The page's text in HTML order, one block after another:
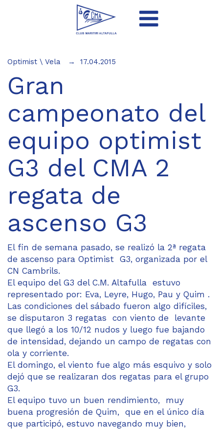
Optimist \ Vela 17.04.2015
Gran
campeonato del
equipo optimist
G3 del CMA 2
regata de
ascenso G3
El fin de semana pasado, se realizó la 2ª regata
de ascenso para Optimist G3, organizada por el
CN Cambrils.
El equipo del G3 del C.M. Altafulla estuvo
representado por: Eva, Leyre, Hugo, Pau y Quim .
Las condiciones del sábado fueron algo difíciles,
se disputaron 3 regatas con viento de levante
que llegó a los 10/12 nudos y luego fue bajando
de intensidad, dejando un campo de regatas con
ola y corriente.
El domingo, el viento fue algo más esquivo y solo
dejó que se realizaran dos regatas para el grupo
G3.
El equipo tuvo un buen rendimiento, muy
buena progresión de Quim, que en el único día
que participó, estuvo navegando muy bien,